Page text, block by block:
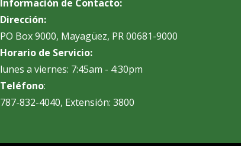
Información de Contacto:
Dirección:
PO Box 9000, Mayagüez, PR 00681-9000
Horario de Servicio:
lunes a viernes: 7:45am - 4:30pm
Teléfono:
787-832-4040, Extensión: 3800